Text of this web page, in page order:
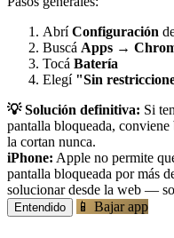
AbríConfiguración
Buscá Apps →
Tocá Batería
Elegí "Sin
💡 Solución definitiva: Si
pantalla bloqueada,
la cortan nunca.
iPhone: Apple no permite
pantalla bloqueada por más
solucionar desde la web —
Entendido 📱 Bajar app